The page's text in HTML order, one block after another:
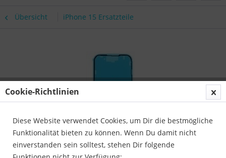
Übersicht iPhone 15 Ersatzteile
Cookie-Richtlinien
Diese Website verwendet Cookies, um Dir die bestmögliche
Funktionalität bieten zu können. Wenn Du damit nicht
einverstanden sein solltest, stehen Dir folgende